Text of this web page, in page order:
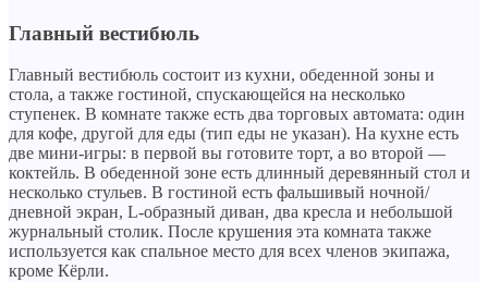
Главный вестибюль
Главный вестибюль состоит из кухни, обеденной зоны и
стола, а также гостиной, спускающейся на несколько
ступенек. В комнате также есть два торговых автомата: один
для кофе, другой для еды (тип еды не указан). На кухне есть
две мини-игры: в первой вы готовите торт, а во второй —
коктейль. В обеденной зоне есть длинный деревянный стол и
несколько стульев. В гостиной есть фальшивый ночной/
дневной экран, L-образный диван, два кресла и небольшой
журнальный столик. После крушения эта комната также
используется как спальное место для всех членов экипажа,
кроме Кёрли.